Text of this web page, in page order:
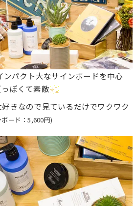
ンパクト大なサインボードを中心
ぽくて素敵
きなので見ているだけでワクワク
ード：5,600円)